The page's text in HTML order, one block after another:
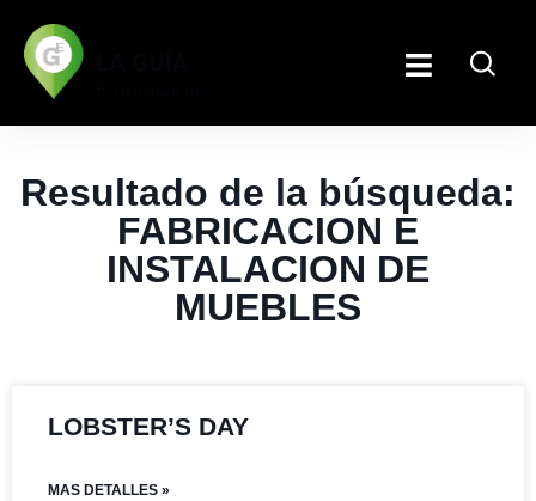
Resultado de la búsqueda:
FABRICACION E
INSTALACION DE
MUEBLES
LOBSTER’S DAY
MAS DETALLES »